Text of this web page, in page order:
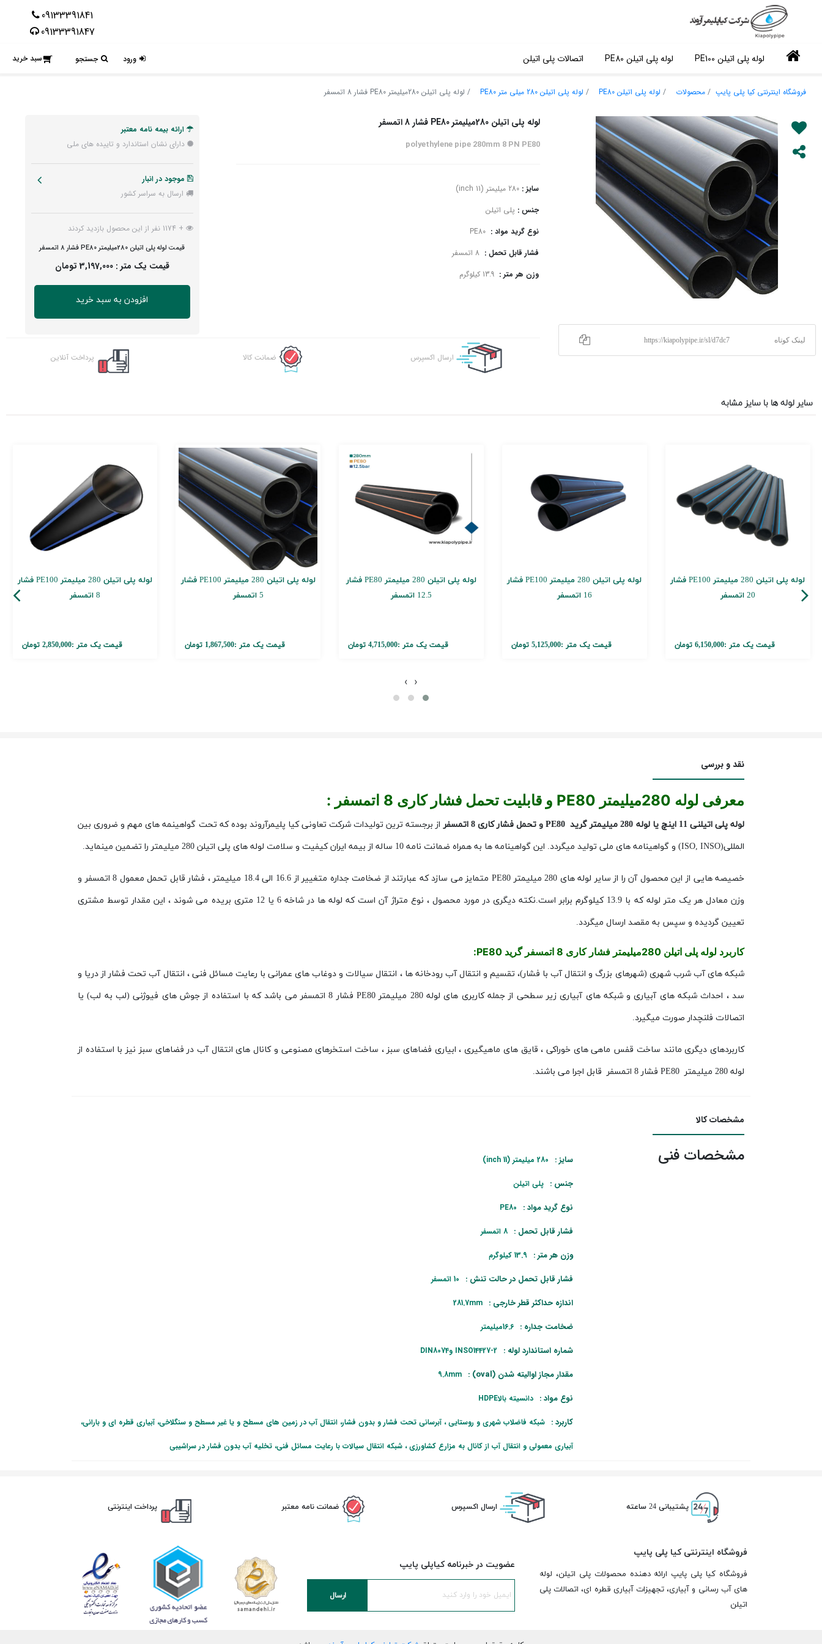
09133391841
09133391847
سبد خرید جستجو ورود لوله پلی اتیلن PE100 لوله پلی اتیلن PE80 اتصالات پلی اتیلن
فروشگاه اینترنتی کیا پلی پایپ محصولات لوله پلی اتیلن PE80 لوله پلی اتیلن 280 میلی متر PE80 لوله پلی اتیلن 280میلیمتر PE80 فشار 8 اتمسفر
لینک کوتاه https://kiapolypipe.ir/sl/d7dc7
لوله پلی اتیلن 280میلیمتر PE80 فشار 8 اتمسفر
polyethylene pipe 280mm 8 PN PE80
سایز : 280 میلیمتر (11 inch)
جنس : پلی اتیلن
نوع گرید مواد : PE80
فشار قابل تحمل : 8 اتمسفر
وزن هر متر : 13.9 کیلوگرم
ارائه بیمه نامه معتبر
دارای نشان استاندارد و تاییده های ملی
موجود در انبار
ارسال به سراسر کشور
+ 1174 نفر از این محصول بازدید کردند
قیمت لوله پلی اتیلن 280میلیمتر PE80 فشار 8 اتمسفر
قیمت یک متر : 3,197,000 تومان
افزودن به سبد خرید
ارسال اکسپرس ضمانت کالا پرداخت آنلاین
سایر لوله ها با سایز مشابه
لوله پلی اتیلن 280 میلیمتر PE100 فشار
20 اتمسفر
قیمت یک متر :6,150,000 تومان
لوله پلی اتیلن 280 میلیمتر PE100 فشار
16 اتمسفر
قیمت یک متر :5,125,000 تومان
لوله پلی اتیلن 280 میلیمتر PE80 فشار
12.5 اتمسفر
قیمت یک متر :4,715,000 تومان
لوله پلی اتیلن 280 میلیمتر PE100 فشار
5 اتمسفر
قیمت یک متر :1,867,500 تومان
لوله پلی اتیلن 280 میلیمتر PE100 فشار
8 اتمسفر
قیمت یک متر :2,850,000 تومان
‹
›
نقد و بررسی
معرفی لوله 280میلیمتر PE80 و قابلیت تحمل فشار کاری 8 اتمسفر :
لوله پلی اتیلنی 11 اینچ یا لوله 280 میلیمتر گرید PE80و تحمل فشار کاری 8 اتمسفر
از برجسته ترین تولیدات شرکت تعاونی کیا پلیمرآروند بوده که تحت گواهینمه های مهم و ضروری بین
المللی(ISO, INSO) و گواهینامه های ملی تولید میگردد. این گواهینامه ها به همراه ضمانت نامه 10 ساله از بیمه ایران کیفیت و سلامت لوله های پلی اتیلن 280 میلیمتر را تضمین مینماید.
خصیصه هایی از این محصول آن را از سایر لوله های 280 میلیمتر PE80
متمایز می سازد که عبارتند از ضخامت جداره متغییر از 16.6 الی 18.4 میلیمتر ، فشار قابل تحمل معمول 8 اتمسفر و
وزن معادل هر یک متر لوله که با 13.9 کیلوگرم برابر است.نکته دیگری در مورد محصول ، نوع متراژ آن است که لوله ها در شاخه 6 یا 12 متری بریده می شوند ، این مقدار توسط مشتری
تعیین گردیده و سپس به مقصد ارسال میگردد.
کاربرد لوله پلی اتیلن 280میلیمتر فشار کاری 8 اتمسفر گرید PE80
:
شبکه های آب شرب شهری (شهرهای بزرگ و انتقال آب با فشار)، تقسیم و انتقال آب رودخانه ها ، انتقال سیالات و دوغاب های عمرانی با رعایت مسائل فنی ، انتقال آب تحت فشار از دریا و
سد ، احداث شبکه های آبیاری و شبکه های آبیاری زیر سطحی از جمله کاربری های لوله 280 میلیمتر
PE80
فشار 8 اتمسفر می باشد که با استفاده از جوش های فیوژنی (لب به لب) یا
اتصالات فلنچدار صورت میگیرد.
کاربردهای دیگری مانند ساخت قفس ماهی های خوراکی ، قایق های ماهیگیری ، ابیاری فضاهای سبز ، ساخت استخرهای مصنوعی و کانال های انتقال آب در فضاهای سبز نیز با استفاده از
لوله 280 میلیمتر
PE80 فشار 8 اتمسفر قابل اجرا می باشند.
مشخصات کالا
مشخصات فنی سایز : 280 میلیمتر (11 inch)
جنس : پلی اتیلن
نوع گرید مواد : PE80
فشار قابل تحمل : 8 اتمسفر
وزن هر متر : 13.9 کیلوگرم
فشار قابل تحمل در حالت تنش : 10 اتمسفر
اندازه حداکثر قطر خارجی : 281.7mm
ضخامت جداره : 16.6میلیمتر
شماره استاندارد لوله : INSO14427-2 وDIN8074
مقدار مجاز اوالیته شدن (oval) : 9.8mm
نوع مواد : دانسیته بالاHDPE
کاربرد : شبکه فاضلاب شهری و روستایی ، آبرسانی تحت فشار و بدون فشار، انتقال آب در زمین های مسطح و یا غیر مسطح و سنگلاخی، آبیاری قطره ای و بارانی،
آبیاری معمولی و انتقال آب از کانال به مزارع کشاورزی ، شبکه انتقال سیالات با رعایت مسائل فنی، تخلیه آب بدون فشار در سراشیبی
پشتیبانی 24 ساعته ارسال اکسپرس ضمانت نامه معتبر پرداخت اینترنتی
فروشگاه اینترنتی کیا پلی پایپ
فروشگاه کیا پلی پایپ ارائه دهنده محصولات پلی اتیلن، لوله
های آب رسانی و آبیاری، تجهیزات آبیاری قطره ای، اتصالات پلی
اتیلن
عضویت در خبرنامه کیاپلی پایپ